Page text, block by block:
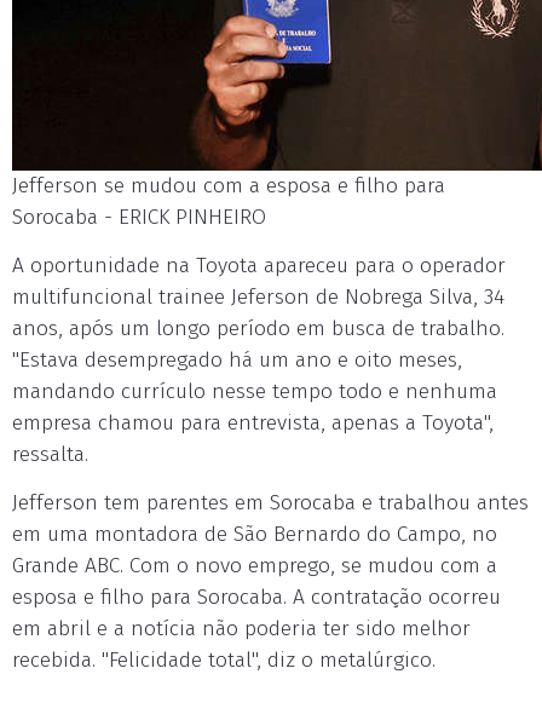
Jefferson se mudou com a esposa e filho para
Sorocaba - ERICK PINHEIRO
A oportunidade na Toyota apareceu para o operador
multifuncional trainee Jeferson de Nobrega Silva, 34
anos, após um longo período em busca de trabalho.
"Estava desempregado há um ano e oito meses,
mandando currículo nesse tempo todo e nenhuma
empresa chamou para entrevista, apenas a Toyota",
ressalta.
Jefferson tem parentes em Sorocaba e trabalhou antes
em uma montadora de São Bernardo do Campo, no
Grande ABC. Com o novo emprego, se mudou com a
esposa e filho para Sorocaba. A contratação ocorreu
em abril e a notícia não poderia ter sido melhor
recebida. "Felicidade total", diz o metalúrgico.